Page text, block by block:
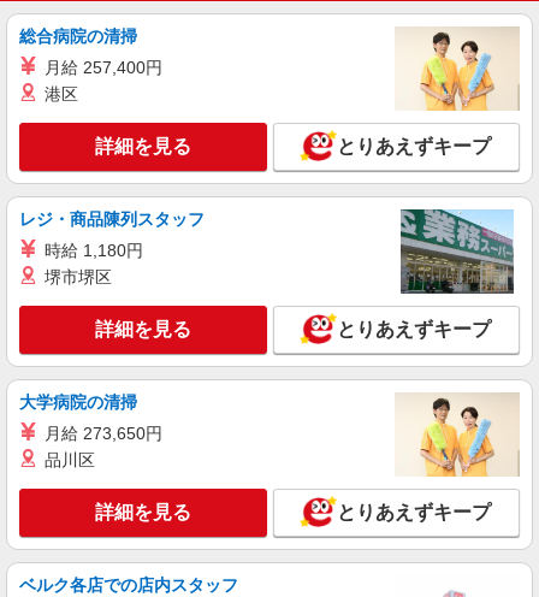
時給1346円（就業先により異なる）
詳細を見る
パート
株式会社バイトレ（ADM807129）
久しぶりのお仕事に｜座ってできるモクモク軽
作業
時給1350円（就業先により異なる）
詳細を見る
派遣社員
株式会社テクノ・サービス 大阪府エリア（03）
工場のカンタン軽作業、倉庫での箱詰め・入出
荷など ★未経験OKのお仕事たくさん！
■時給1250円〜1600円（就業先により異なる）
＋交通費
総合病院の清掃
月給 257,400円
港区
詳細を見る とりあえずキープ
レジ・商品陳列スタッフ
時給 1,180円
堺市堺区
詳細を見る とりあえずキープ
大学病院の清掃
月給 273,650円
品川区
詳細を見る とりあえずキープ
ベルク各店での店内スタッフ